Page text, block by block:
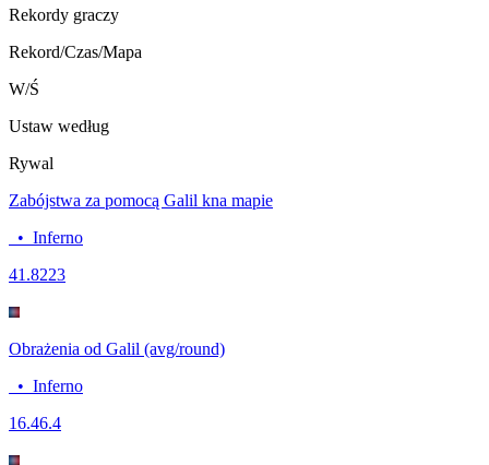
Rekordy graczy
Rekord/Czas/Mapa
W/Ś
Ustaw według
Rywal
Zabójstwa za pomocą Galil kna mapie
• Inferno
41.8223
Obrażenia od Galil (avg/round)
• Inferno
16.46.4